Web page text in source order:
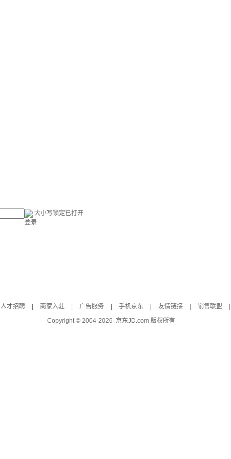
大小写锁定已打开
登录
人才招聘 商家入驻 广告服务 手机京东 友情链接 销售联盟
Copyright © 2004-2026 京东JD.com 版权所有